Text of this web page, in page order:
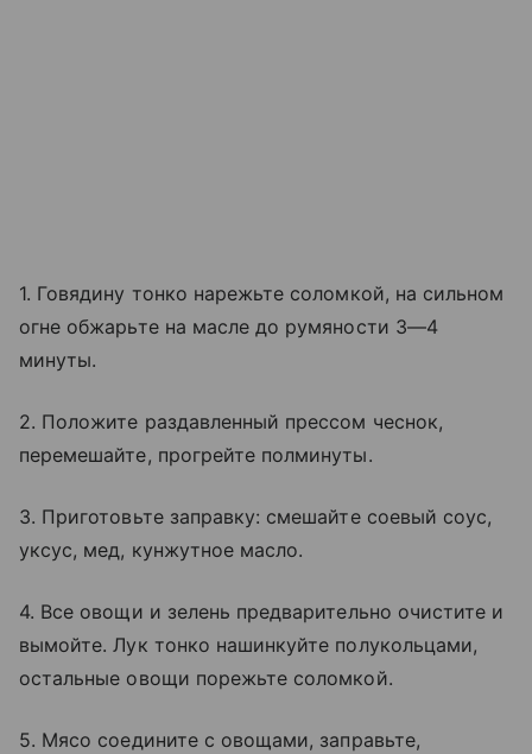
1. Говядину тонко нарежьте соломкой, на сильном
огне обжарьте на масле до румяности 3—4
минуты.
2. Положите раздавленный прессом чеснок,
перемешайте, прогрейте полминуты.
3. Приготовьте заправку: смешайте соевый соус,
уксус, мед, кунжутное масло.
4. Все овощи и зелень предварительно очистите и
вымойте. Лук тонко нашинкуйте полукольцами,
остальные овощи порежьте соломкой.
5. Мясо соедините с овощами, заправьте,